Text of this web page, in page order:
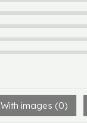
With images (0)